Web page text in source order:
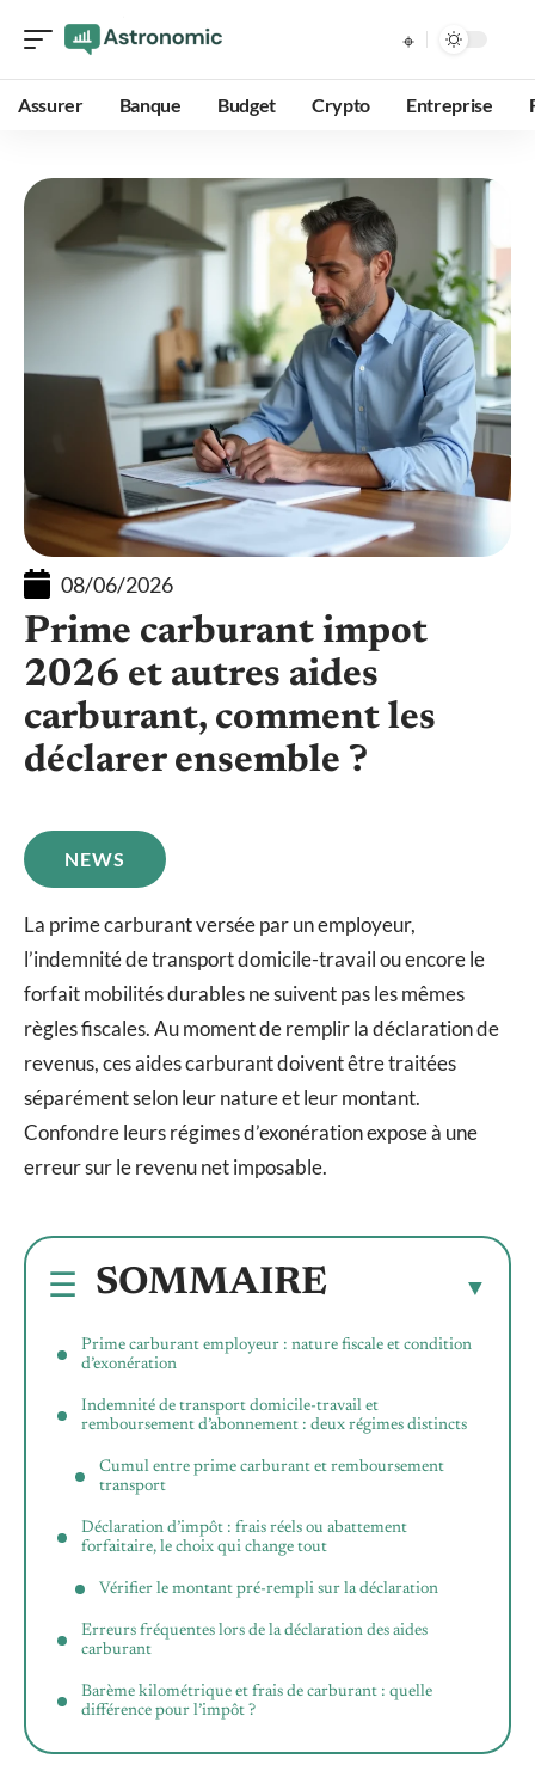
Assurer Banque Budget Crypto Entreprise
08/06/2026
Prime carburant impot
2026 et autres aides
carburant, comment les
déclarer ensemble ?
NEWS
La prime carburant versée par un employeur,
l’indemnité de transport domicile-travail ou encore le
forfait mobilités durables ne suivent pas les mêmes
règles fiscales. Au moment de remplir la déclaration de
revenus, ces aides carburant doivent être traitées
séparément selon leur nature et leur montant.
Confondre leurs régimes d’exonération expose à une
erreur sur le revenu net imposable.
SOMMAIRE
Prime carburant employeur : nature fiscale et condition
d’exonération
Indemnité de transport domicile-travail et
remboursement d’abonnement : deux régimes distincts
Cumul entre prime carburant et remboursement
transport
Déclaration d’impôt : frais réels ou abattement
forfaitaire, le choix qui change tout
Vérifier le montant pré-rempli sur la déclaration
Erreurs fréquentes lors de la déclaration des aides
carburant
Barème kilométrique et frais de carburant : quelle
différence pour l’impôt ?